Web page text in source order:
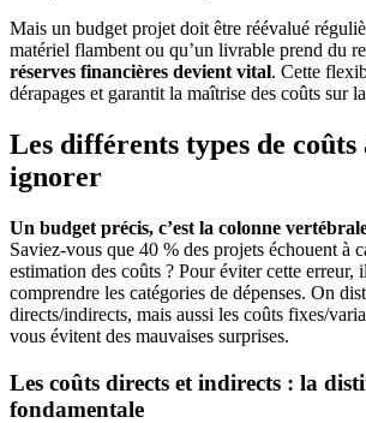
Mais un budget projet doit être réévalué
matériel flambent ou qu’un livrable prend du
réserves financières devient vital. Cette
dérapages et garantit la maîtrise des coûts sur
Les différents types de coûts
ignorer
Un budget précis, c’est la colonne
Saviez-vous que 40 % des projets échouent à
estimation des coûts ? Pour éviter cette erreur,
comprendre les catégories de dépenses. On
directs/indirects, mais aussi les coûts fixes/
vous évitent des mauvaises surprises.
Les coûts directs et indirects : la
fondamentale